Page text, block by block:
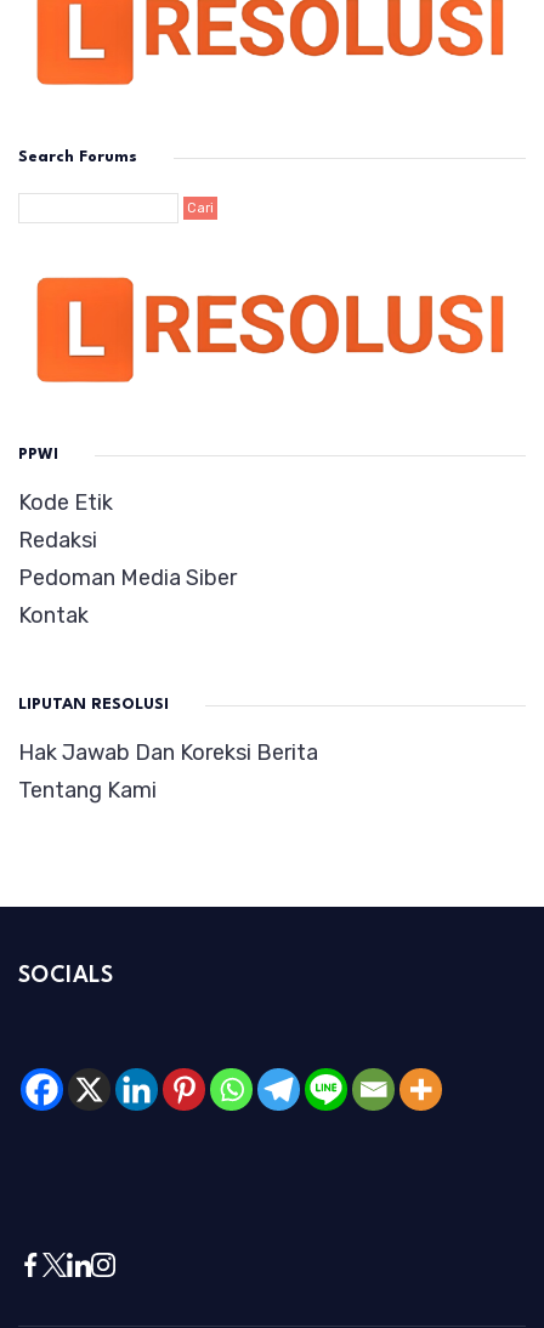
Search Forums
PPWI
Kode Etik
Redaksi
Pedoman Media Siber
Kontak
LIPUTAN RESOLUSI
Hak Jawab Dan Koreksi Berita
Tentang Kami
SOCIALS